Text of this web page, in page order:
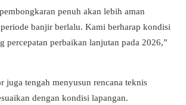
penuh akan lebih aman
banjir berlalu. Kami berharap kondisi
percepatan perbaikan lanjutan pada 2026,”
juga tengah menyusun rencana teknis
dengan kondisi lapangan.